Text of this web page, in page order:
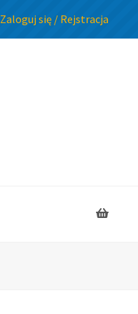
Zaloguj się / Rejstracja